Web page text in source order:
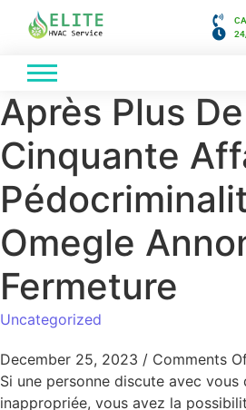
Après Plus De
Cinquante
Omegle
Fermeture
Uncategorized
December 25, 2023 / Comments
Si une personne discute avec vous
inappropriée, vous avez la